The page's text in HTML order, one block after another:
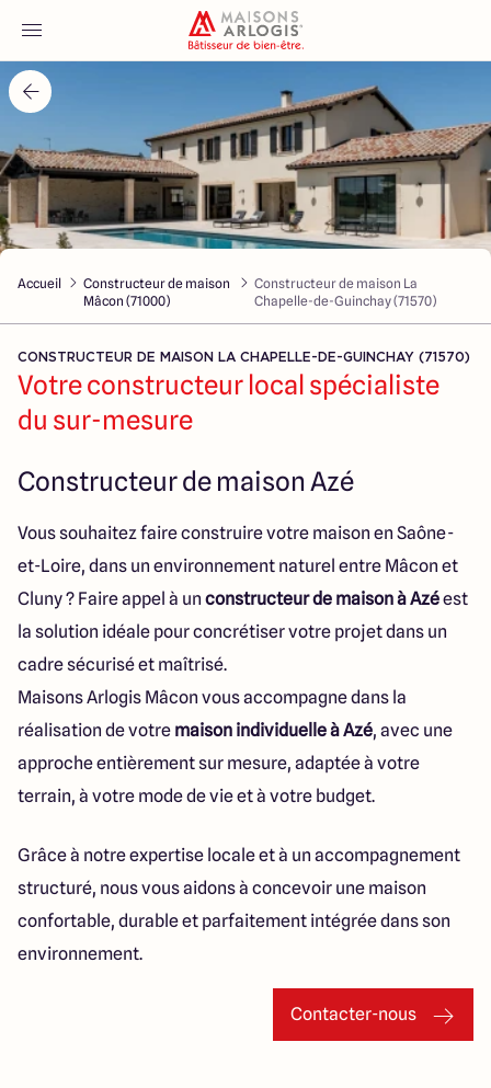
Accueil
Nos maisons
Nos annonces
Votre projet
Qui sommes-nous
Maisons ARLOGIS Macon
71000 Mâcon
4.3 4.6
Accueil
Constructeur de maison
Mâcon (71000)
Constructeur de maison La
Chapelle-de-Guinchay (71570)
CONSTRUCTEUR DE MAISON LA CHAPELLE-DE-GUINCHAY (71570)
Votre constructeur local spécialiste
du sur-mesure
Constructeur de maison Azé
Vous souhaitez faire construire votre maison en Saône-
et-Loire, dans un environnement naturel entre Mâcon et
Cluny ? Faire appel à un constructeur de maison à Azéest
la solution idéale pour concrétiser votre projet dans un
cadre sécurisé et maîtrisé.
Maisons Arlogis Mâcon vous accompagne dans la
réalisation de votre maison individuelle à Azé, avec une
approche entièrement sur mesure, adaptée à votre
terrain, à votre mode de vie et à votre budget.
Grâce à notre expertise locale et à un accompagnement
structuré, nous vous aidons à concevoir une maison
confortable, durable et parfaitement intégrée dans son
environnement.
Contacter-nous